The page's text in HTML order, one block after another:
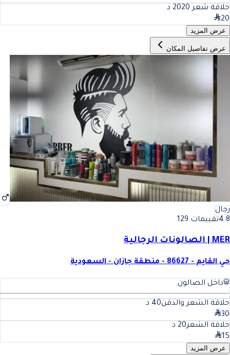
حلاقة شعر 20 20
د
20
عرض المزيد
عرض تفاصيل المكان
رجال
4.8تقييمات 129
MER | الصالونات الرجالية
حي القايم - 86627 - منطقة جازان - السعودية
داخل الصالون
حلاقة الشعر والدقن40 د
30
حلاقة الشعر20 د
15
عرض المزيد